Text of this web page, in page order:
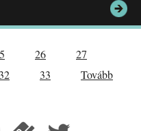
26
27
32 33
Tovább